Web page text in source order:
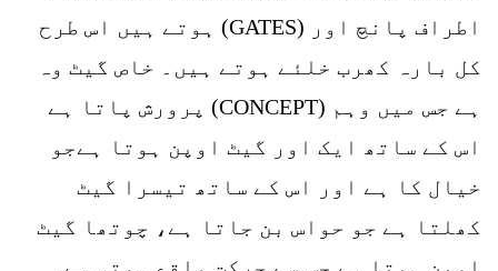
اطراف پانچ اور (GATES) ہوتے ہیں اس طرح
کل بارہ کھرب خلئے ہوتے ہیں۔ خاص گیٹ وہ
ہے جس میں وہم (CONCEPT) پرورش پاتا ہے
اس کے ساتھ ایک اور گیٹ اوپن ہوتا ہےجو
خیال کا ہے اور اس کے ساتھ تیسرا گیٹ
کھلتا ہے جو حواس بن جاتا ہے، چوتھا گیٹ
اوپن ہوتا ہے جس سے حرکت واقع ہوتی ہے۔